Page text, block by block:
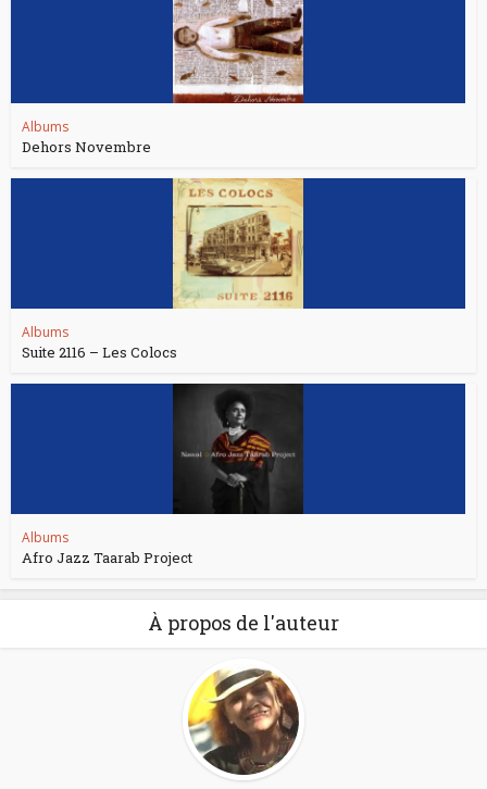
Albums
Dehors Novembre
Albums
Suite 2116 – Les Colocs
Albums
Afro Jazz Taarab Project
À propos de l'auteur